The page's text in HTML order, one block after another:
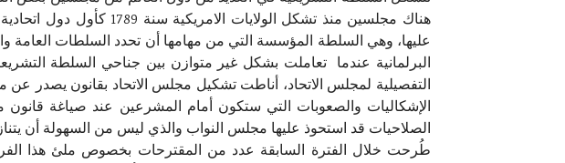
هناك مجلسين منذ تشكل
عليها، وهي السلطة المؤسسة التي من مهامها أن تحدد السلطات العامة
البرلمانية عندما تعاملت بشكل غير متوازن بين جناحي السلطة
التفصيلية لمجلس الاتحاد، أناطت تشكيل مجلس الاتحاد بقانون يصدر
الإشكاليات والصعوبات التي ستكون أمام المشرعين عند صياغة
الصلاحيات قد استحوذ عليها مجلس النواب والذي ليس من السهولة أن
طُرحت خلال الفترة السابقة عدد من المقترحات بخصوص ملئ هذا